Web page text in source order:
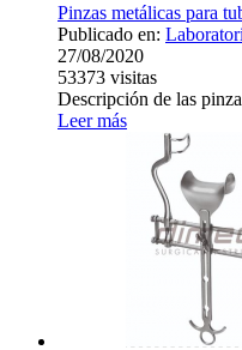
Pinzas metálicas para
Publicado en:
27/08/2020
53373 visitas
Descripción de las
Leer más